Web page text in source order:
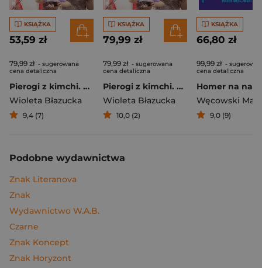
KSIĄŻKA
53,59 zł
79,99 zł - sugerowana
cena detaliczna
Pierogi z kimchi. Moje ulubione azjatyckie przepisy
Wioleta Błazucka
9,4 (7)
KSIĄŻKA
79,99 zł
79,99 zł - sugerowana
cena detaliczna
Pierogi z kimchi. Moje ulubione azjatyckie przepisy - książka z autografem
Wioleta Błazucka
10,0 (2)
KSIĄŻKA
66,80 zł
99,99 zł -
cena detaliczna
Węcowski
9,0 (9)
Podobne wydawnictwa
Znak Literanova
Znak
Wydawnictwo W.A.B.
Czarne
Znak Koncept
Znak Horyzont